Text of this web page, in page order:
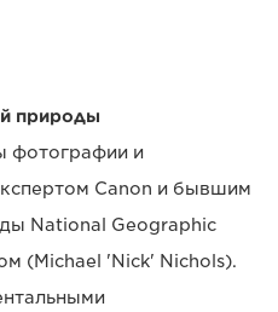
природы
фотографии и
Canon и бывшим
National Geographic
(Michael 'Nick' Nichols).